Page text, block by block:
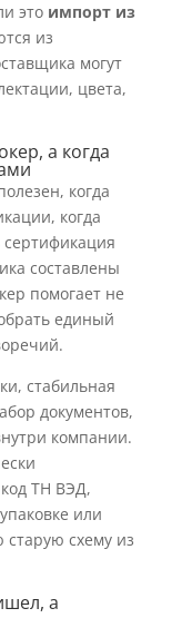
это импорт из
из
могут
цвета,
а когда
когда
когда
сертификация
составлены
помогает не
единый
стабильная
документов,
компании.
ТН ВЭД,
или
старую схему из
а